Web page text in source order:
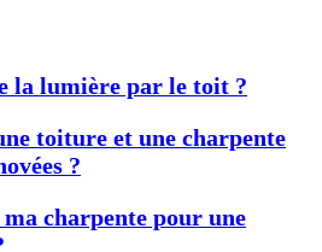
la lumière par le toit ?
toiture et une charpente
?
charpente pour une